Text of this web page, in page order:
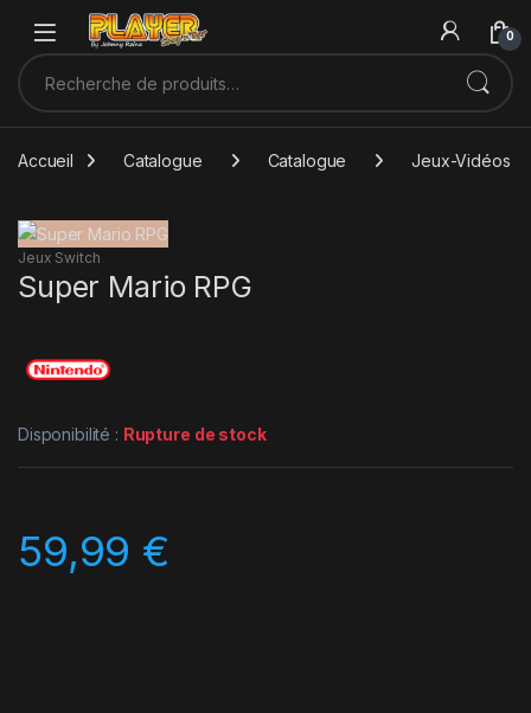
Sauter à la navigation
Skip to content
0
Recherche pour :
Accueil Catalogue Catalogue Jeux-Vidéos
Jeux Switch
Super Mario RPG
Disponibilité : Rupture de stock
59,99 €